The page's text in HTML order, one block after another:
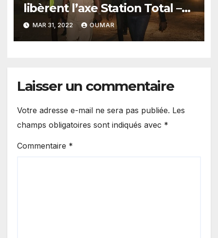
libèrent l’axe Station Total –
croisement Malika et la route
de la Marine
MAR 31, 2022 OUMAR
Laisser un commentaire
Votre adresse e-mail ne sera pas publiée. Les
champs obligatoires sont indiqués avec *
Commentaire *